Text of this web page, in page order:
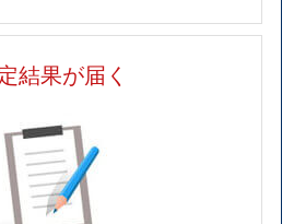
結果が届く